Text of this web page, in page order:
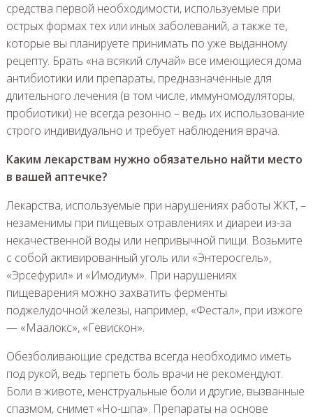
средства первой необходимости, используемые при
острых формах тех или иных заболеваний, а также те,
которые вы планируете принимать по уже выданному
рецепту. Брать «на всякий случай» все имеющиеся дома
антибиотики или препараты, предназначенные для
длительного лечения (в том числе, иммуномодуляторы,
пробиотики) не всегда резонно – ведь их использование
строго индивидуально и требует наблюдения врача.
Каким лекарствам нужно обязательно найти место
в вашей аптечке?
Лекарства, используемые при нарушениях работы ЖКТ, –
незаменимы при пищевых отравлениях и диареи из-за
некачественной воды или непривычной пищи. Возьмите
с собой активированный уголь или «Энтеросгель»,
«Эрсефурил» и «Имодиум». При нарушениях
пищеварения можно захватить ферменты
поджелудочной железы, например, «Фестал», при изжоге
— «Маалокс», «Гевискон».
Обезболивающие средства всегда необходимо иметь
под рукой, ведь терпеть боль врачи не рекомендуют.
Боли в животе, менструальные боли и другие, вызванные
спазмом, снимет «Но-шпа». Препараты на основе